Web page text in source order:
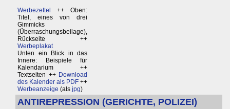
Werbezettel
++ Oben:
Titel, eines von drei
Gimmicks
(Überraschungsbeilage),
Rückseite ++
Werbeplakat
Unten ein Blick in das
Innere: Beispiele für
Kalendarium ++
Textseiten ++ Download
des Kalender als PDF ++
Werbeanzeige (als jpg)
ANTIREPRESSION (GERICHTE, POLIZEI)